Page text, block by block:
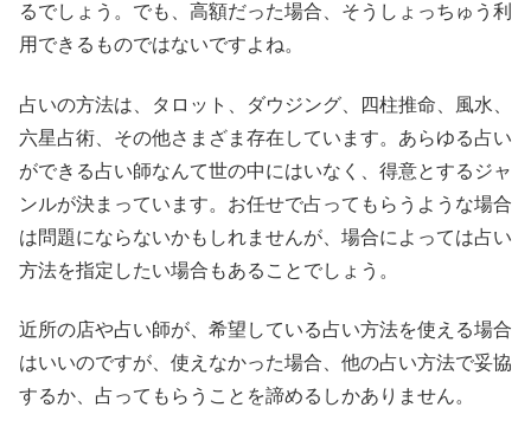
るでしょう。でも、高額だった場合、そうしょっちゅう利
用できるものではないですよね。
占いの方法は、タロット、ダウジング、四柱推命、風水、
六星占術、その他さまざま存在しています。あらゆる占い
ができる占い師なんて世の中にはいなく、得意とするジャ
ンルが決まっています。お任せで占ってもらうような場合
は問題にならないかもしれませんが、場合によっては占い
方法を指定したい場合もあることでしょう。
近所の店や占い師が、希望している占い方法を使える場合
はいいのですが、使えなかった場合、他の占い方法で妥協
するか、占ってもらうことを諦めるしかありません。